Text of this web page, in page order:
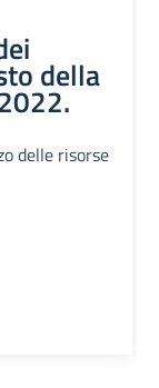
della
delle risorse